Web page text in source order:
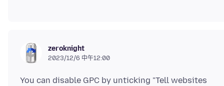
zeroknight
2023/12/6 中午12:00
You can disable GPC by unticking "Tell websites